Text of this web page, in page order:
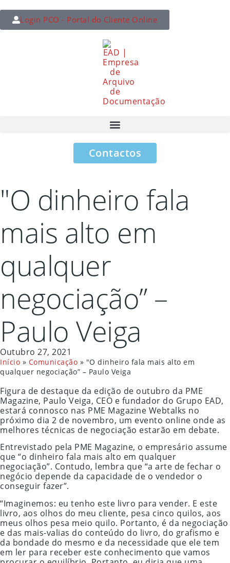
Login PCO - Portal do Cliente Online
Contactos
"O dinheiro fala
mais alto em
qualquer
negociação” –
Paulo Veiga
Outubro 27, 2021
Início » Comunicação » "O dinheiro fala mais alto em
qualquer negociação” – Paulo Veiga
Figura de destaque da edição de outubro da PME
Magazine, Paulo Veiga, CEO e fundador do Grupo EAD,
estará connosco nas PME Magazine Webtalks no
próximo dia 2 de novembro, um evento online onde as
melhores técnicas de negociação estarão em debate.
Entrevistado pela PME Magazine, o empresário assume
que “o dinheiro fala mais alto em qualquer
negociação”. Contudo, lembra que “a arte de fechar o
negócio depende da capacidade de o vendedor o
conseguir fazer”.
“Imaginemos: eu tenho este livro para vender. E este
livro, aos olhos do meu cliente, pesa cinco quilos, aos
meus olhos pesa meio quilo. Portanto, é da negociação
e das mais-valias do conteúdo do livro, do grafismo e
da bondade do mesmo e da necessidade que ele tem
em ler para receber este conhecimento que vamos